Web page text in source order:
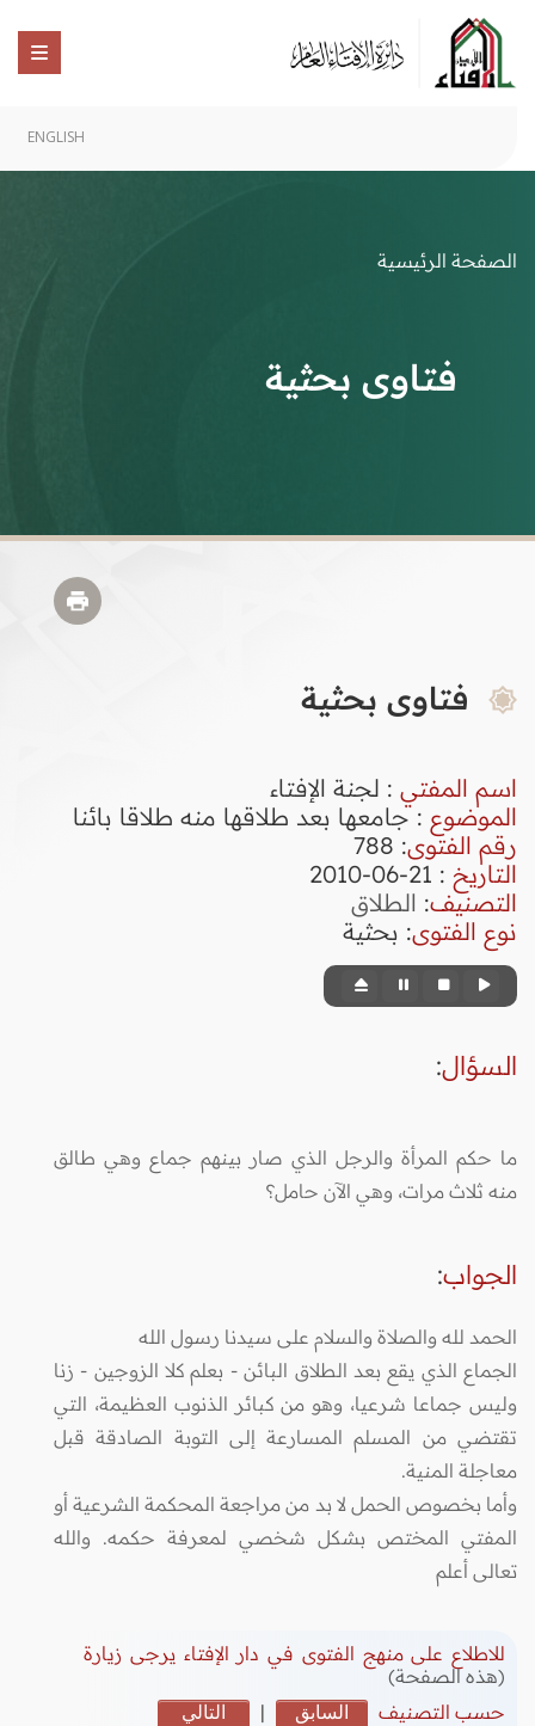
ENGLISH
الصفحة الرئيسية
فتاوى بحثية
فتاوى بحثية
اسم المفتي : لجنة الإفتاء
الموضوع : جامعها بعد طلاقها منه طلاقا بائنا
رقم الفتوى:
788
التاريخ : 21-06-2010
التصنيف: الطلاق
نوع الفتوى: بحثية
السؤال:
ما حكم المرأة والرجل الذي صار بينهم جماع وهي طالق
منه ثلاث مرات، وهي الآن حامل؟
الجواب:
الحمد لله والصلاة والسلام على سيدنا رسول الله
الجماع الذي يقع بعد الطلاق البائن - بعلم كلا الزوجين - زنا
وليس جماعا شرعيا، وهو من كبائر الذنوب العظيمة، التي
تقتضي من المسلم المسارعة إلى التوبة الصادقة قبل
معاجلة المنية.
وأما بخصوص الحمل لا بد من مراجعة المحكمة الشرعية أو
المفتي المختص بشكل شخصي لمعرفة حكمه. والله
تعالى أعلم
للاطلاع على منهج الفتوى في دار الإفتاء يرجى زيارة
(هذه الصفحة)
حسب التصنيف
السابق | التالي